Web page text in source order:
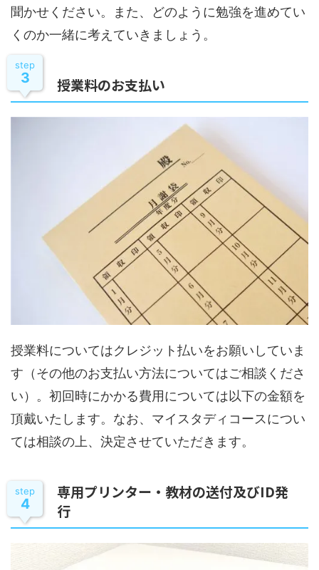
聞かせください。また、どのように勉強を進めてい
くのか一緒に考えていきましょう。
step
3 授業料のお支払い
授業料についてはクレジット払いをお願いしていま
す（その他のお支払い方法についてはご相談くださ
い）。初回時にかかる費用については以下の金額を
頂戴いたします。なお、マイスタディコースについ
ては相談の上、決定させていただきます。
step
4
専用プリンター・教材の送付及びID発
行